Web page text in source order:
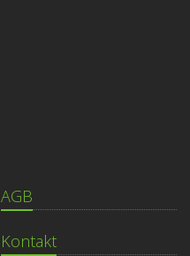
AGB
Kontakt